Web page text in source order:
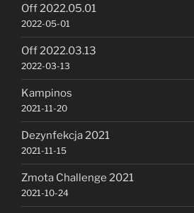
Off 2022.05.01
2022-05-01
Off 2022.03.13
2022-03-13
Kampinos
2021-11-20
Dezynfekcja 2021
2021-11-15
Zmota Challenge 2021
2021-10-24